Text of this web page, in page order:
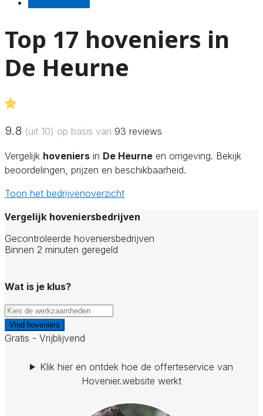
Top 17 hoveniers in
De Heurne
9.8 (uit 10) op basis van 93 reviews
Vergelijk hoveniers in De Heurne en omgeving. Bekijk
beoordelingen, prijzen en beschikbaarheid.
Toon het bedrijvenoverzicht
Vergelijk hoveniersbedrijven
Gecontroleerde hoveniersbedrijven
Binnen 2 minuten geregeld
Wat is je klus?
Vind hoveniers
Gratis - Vrijblijvend
Klik hier en ontdek hoe de offerteservice van
Hovenier.website werkt